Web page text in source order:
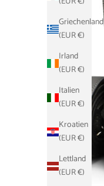
Griechenland
(EUR €)
Irland
(EUR €)
Italien
(EUR €)
Kroatien
(EUR €)
Lettland
(EUR €)